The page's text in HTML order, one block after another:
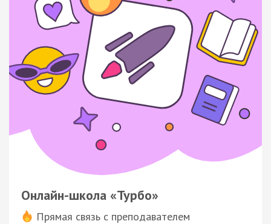
Онлайн-школа «Турбо»
Прямая связь с преподавателем